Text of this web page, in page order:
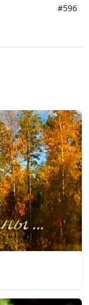
#596
#591
#590
#589
#588
#587
#586
#584